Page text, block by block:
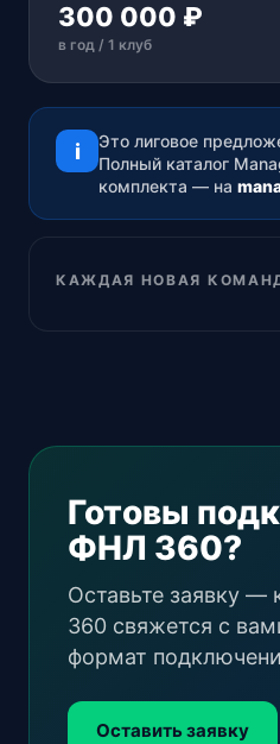
300 000 ₽
в год / 1 клуб
i Это лиговое
Полный каталог
комплекта — на
КАЖДАЯ НОВАЯ
Готовы
ФНЛ 360?
Оставьте заявку —
360 свяжется с
формат
Оставить заявку